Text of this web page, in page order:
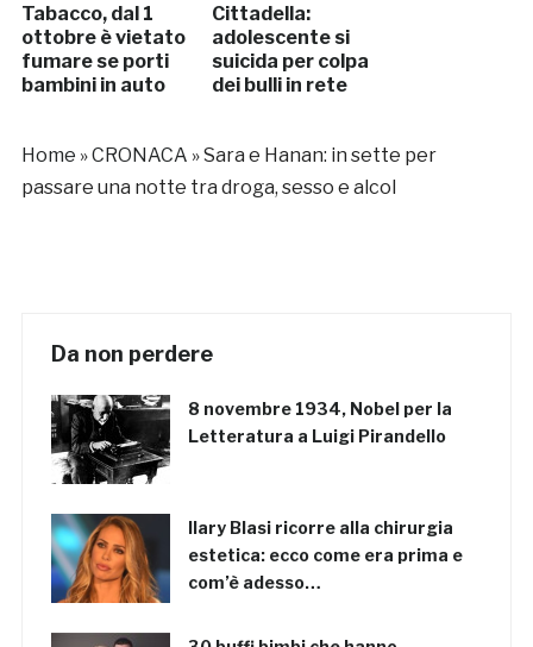
Tabacco, dal 1
ottobre è vietato
fumare se porti
bambini in auto
Cittadella:
adolescente si
suicida per colpa
dei bulli in rete
Home »CRONACA »Sara e Hanan: in sette per
passare una notte tra droga, sesso e alcol
Da non perdere
8 novembre 1934, Nobel per la
Letteratura a Luigi Pirandello
Ilary Blasi ricorre alla chirurgia
estetica: ecco come era prima e
com’è adesso…